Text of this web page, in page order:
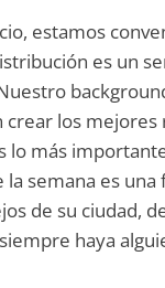
estamos
es un
los mejores
lo más
semana es
de su ciudad,
haya